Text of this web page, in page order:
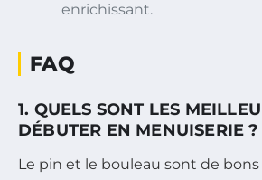
enrichissant.
FAQ
1. QUELS SONT LES
DÉBUTER EN MENUISERIE ?
Le pin et le bouleau sont de